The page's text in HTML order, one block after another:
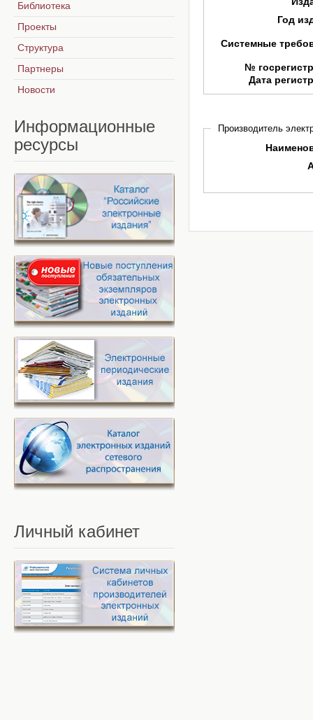
Год
Системные
№
Дата
Производитель
Библиотека
Проекты
Структура
Партнеры
Новости
Информационные
ресурсы
Личный кабинет